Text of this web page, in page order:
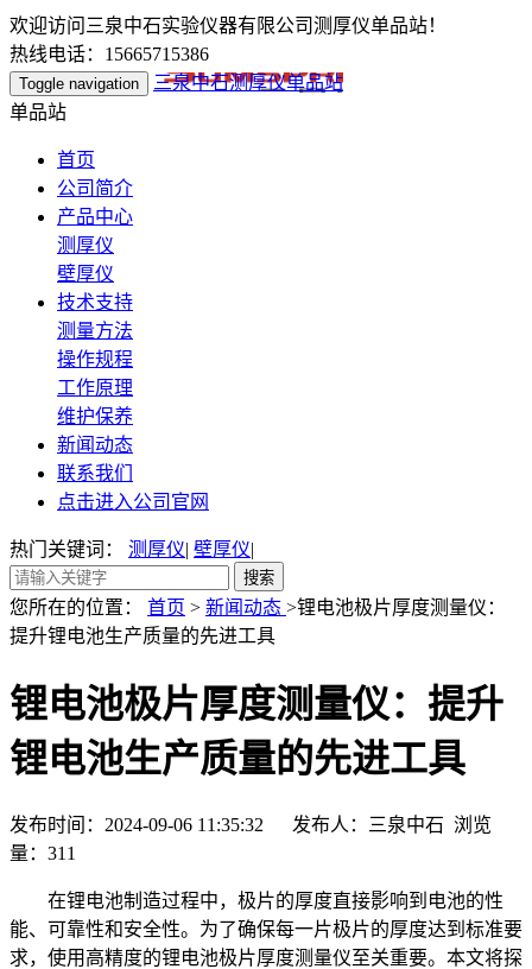
欢迎访问三泉中石实验仪器有限公司测厚仪单品站！
热线电话：15665715386
Toggle navigation
三泉中石测厚仪单品站
单品站
首页
公司简介
产品中心
测厚仪
壁厚仪
技术支持
测量方法
操作规程
工作原理
维护保养
新闻动态
联系我们
点击进入公司官网
热门关键词： 测厚仪| 壁厚仪|
您所在的位置： 首页 > 新闻动态 >锂电池极片厚度测量仪：
提升锂电池生产质量的先进工具
锂电池极片厚度测量仪：提升
锂电池生产质量的先进工具
发布时间：2024-09-06 11:35:32 发布人：三泉中石 浏览
量： 311
在锂电池制造过程中，极片的厚度直接影响到电池的性
能、可靠性和安全性。为了确保每一片极片的厚度达到标准要
求，使用高精度的锂电池极片厚度测量仪至关重要。本文将探